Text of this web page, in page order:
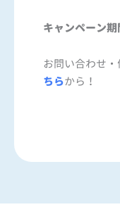
キャンペーン
お問い合わせ
ちらから！